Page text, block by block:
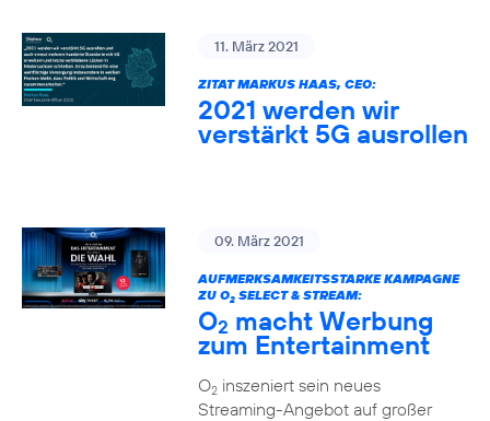
11. März 2021
ZITAT MARKUS HAAS, CEO:
2021 werden wir
verstärkt 5G ausrollen
09. März 2021
AUFMERKSAMKEITSSTARKE KAMPAGNE
ZU O2SELECT & STREAM:
O2 macht Werbung
zum Entertainment
O2inszeniert sein neues
Streaming-Angebot auf großer